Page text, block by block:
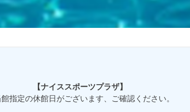
【ナイススポーツプラザ】
指定の休館日がございます、ご確認ください。